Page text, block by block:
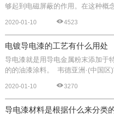
够起到电磁屏蔽的作用。在这种概
屏蔽与屏蔽体接地与否并没有关
两个因素：一个是整个屏蔽体表面
有直接穿透屏蔽体的导体。屏蔽体
一类是屏蔽体不同部分结合处形成
就产生了电磁泄漏，如同流体会从
种泄漏的一个方法是在缝隙处填充
就像在流体容器的缝隙处填充橡
料就是电磁密封衬垫。
2020-01-10 4523
电镀导电漆的工艺有什么用处
导电漆就是用导电金属粉末添加于
的的油漆涂料。 韦德亚洲·(中国区
2020-01-10 3270
导电漆材料是根据什么来分类